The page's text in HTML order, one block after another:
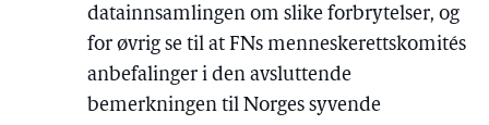
datainnsamlingen om slike forbrytelser, og
for øvrig se til at FNs menneskerettskomités
anbefalinger i den avsluttende
bemerkningen til Norges syvende